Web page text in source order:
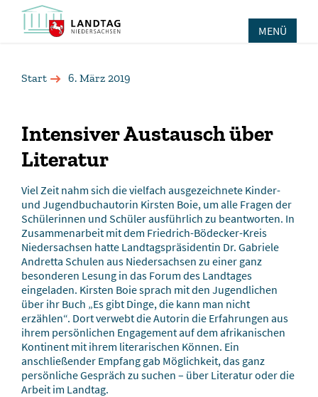
MENÜ
Start 6. März 2019
Intensiver Austausch über
Literatur
Viel Zeit nahm sich die vielfach ausgezeichnete Kinder-
und Jugendbuchautorin Kirsten Boie, um alle Fragen der
Schülerinnen und Schüler ausführlich zu beantworten. In
Zusammenarbeit mit dem Friedrich-Bödecker-Kreis
Niedersachsen hatte Landtagspräsidentin Dr. Gabriele
Andretta Schulen aus Niedersachsen zu einer ganz
besonderen Lesung in das Forum des Landtages
eingeladen. Kirsten Boie sprach mit den Jugendlichen
über ihr Buch „Es gibt Dinge, die kann man nicht
erzählen“. Dort verwebt die Autorin die Erfahrungen aus
ihrem persönlichen Engagement auf dem afrikanischen
Kontinent mit ihrem literarischen Können. Ein
anschließender Empfang gab Möglichkeit, das ganz
persönliche Gespräch zu suchen – über Literatur oder die
Arbeit im Landtag.